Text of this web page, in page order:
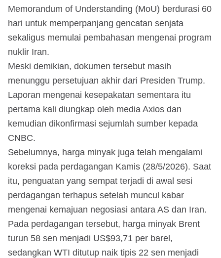
Memorandum of Understanding (MoU) berdurasi 60
hari untuk memperpanjang gencatan senjata
sekaligus memulai pembahasan mengenai program
nuklir Iran.
Meski demikian, dokumen tersebut masih
menunggu persetujuan akhir dari Presiden Trump.
Laporan mengenai kesepakatan sementara itu
pertama kali diungkap oleh media Axios dan
kemudian dikonfirmasi sejumlah sumber kepada
CNBC.
Sebelumnya, harga minyak juga telah mengalami
koreksi pada perdagangan Kamis (28/5/2026). Saat
itu, penguatan yang sempat terjadi di awal sesi
perdagangan terhapus setelah muncul kabar
mengenai kemajuan negosiasi antara AS dan Iran.
Pada perdagangan tersebut, harga minyak Brent
turun 58 sen menjadi US$93,71 per barel,
sedangkan WTI ditutup naik tipis 22 sen menjadi